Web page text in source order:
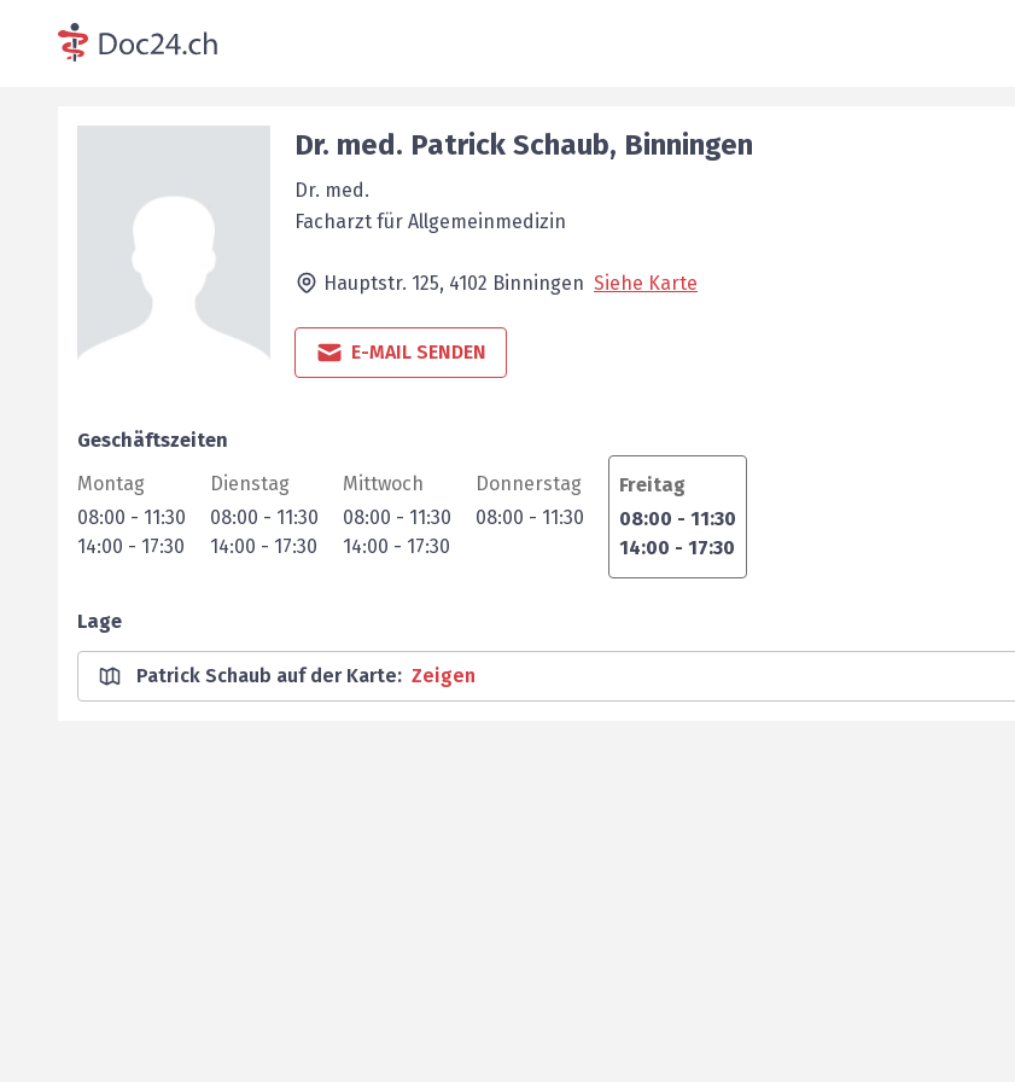
Dr. med. Patrick Schaub, Binningen
Dr. med.
Facharzt für Allgemeinmedizin
Hauptstr. 125, 4102 Binningen Siehe Karte
E-MAIL SENDEN
Geschäftszeiten
Montag
08:00 - 11:30
14:00 - 17:30
Dienstag
08:00 - 11:30
14:00 - 17:30
Mittwoch
08:00 - 11:30
14:00 - 17:30
Donnerstag
08:00 - 11:30
Freitag
08:00 - 11:30
14:00 - 17:30
Lage
Patrick Schaub auf der Karte: Zeigen